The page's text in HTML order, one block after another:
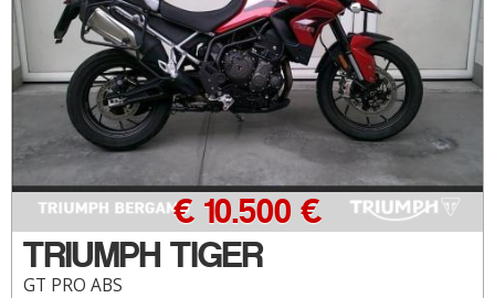
TRIUMPH TIGER
GT PRO ABS
€ 10.500 €